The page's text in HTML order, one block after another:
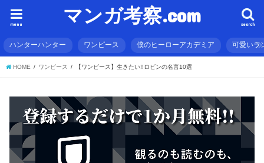
マンガ考察.com search
menu
ハンターハンター ワンピース 僕のヒーローアカデミア 可愛いラ
HOME ワンピース 【ワンピース】生きたい!!ロビンの名言10選